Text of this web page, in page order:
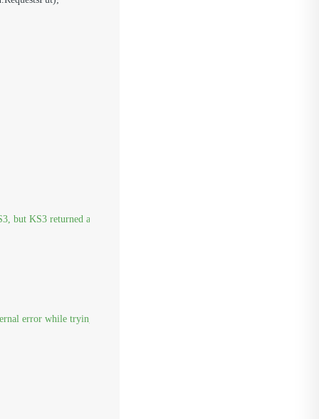
but KS3 returned an error response for some reason."
error while trying to communicate with KS3."